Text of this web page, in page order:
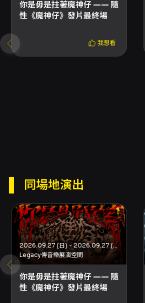
你是毋是拄著魔神仔 —— 隨
性《魔神仔》發片最終場
我想看
同場地演出
2026.09.27 (日) - 2026.09.27 (日)
Legacy傳音樂展演空間
你是毋是拄著魔神仔 —— 隨
性《魔神仔》發片最終場